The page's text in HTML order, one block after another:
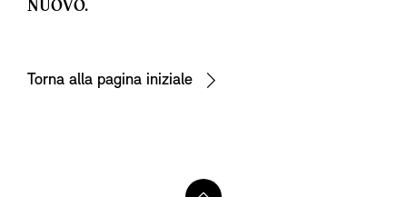
NUOVO.
Torna alla pagina iniziale